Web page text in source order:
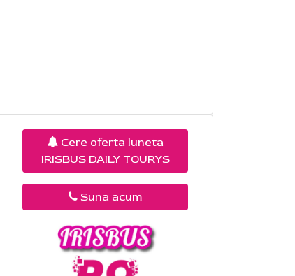
Cere oferta luneta
IRISBUS DAILY TOURYS
Suna acum